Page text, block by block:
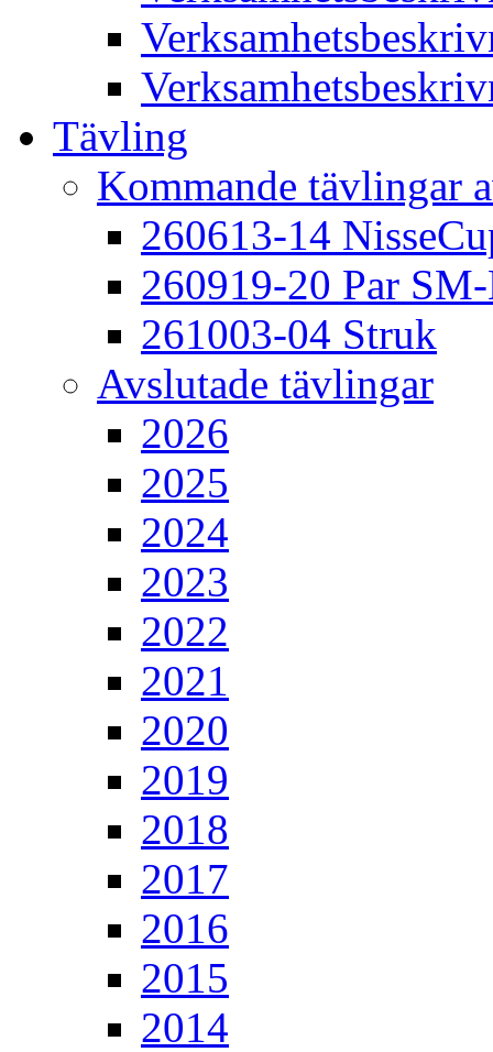
Tävling
Kommande tävlingar
260613-14
260919-20 Par
261003-04 Struk
Avslutade tävlingar
2026
2025
2024
2023
2022
2021
2020
2019
2018
2017
2016
2015
2014